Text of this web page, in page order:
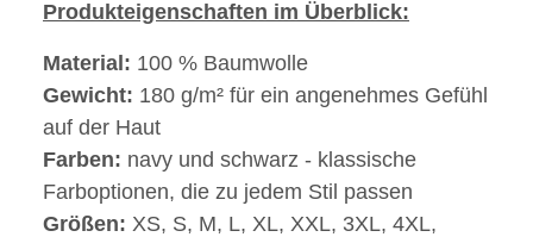
Produkteigenschaften im Überblick:
Material: 100 % Baumwolle
Gewicht: 180 g/m² für ein angenehmes Gefühl
auf der Haut
Farben: navy und schwarz - klassische
Farboptionen, die zu jedem Stil passen
Größen: XS, S, M, L, XL, XXL, 3XL, 4XL,